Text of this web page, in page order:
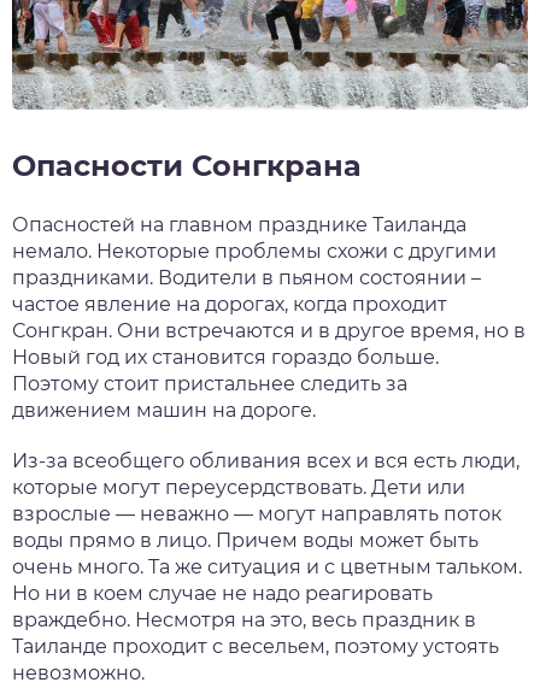
Опасности Сонгкрана
Опасностей на главном празднике Таиланда
немало. Некоторые проблемы схожи с другими
праздниками. Водители в пьяном состоянии –
частое явление на дорогах, когда проходит
Сонгкран. Они встречаются и в другое время, но в
Новый год их становится гораздо больше.
Поэтому стоит пристальнее следить за
движением машин на дороге.
Из-за всеобщего обливания всех и вся есть люди,
которые могут переусердствовать. Дети или
взрослые — неважно — могут направлять поток
воды прямо в лицо. Причем воды может быть
очень много. Та же ситуация и с цветным тальком.
Но ни в коем случае не надо реагировать
враждебно. Несмотря на это, весь праздник в
Таиланде проходит с весельем, поэтому устоять
невозможно.